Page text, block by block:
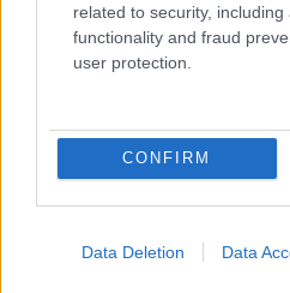
related to security, including
functionality and fraud
user protection.
CONFIRM
Data Deletion Data
Anni Vuokko toimii
Managerina
huomioiden.
vuosikymmenen
hänen työssään